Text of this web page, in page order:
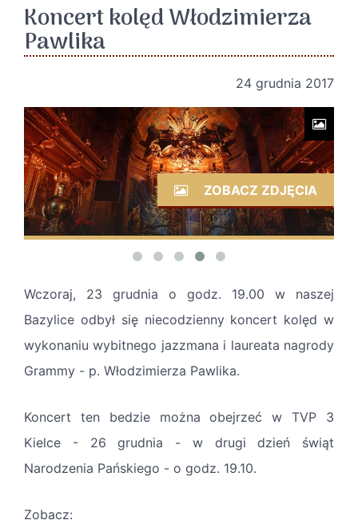
Koncert kolęd Włodzimierza
Pawlika
24 grudnia 2017
ZOBACZ ZDJĘCIA
Wczoraj, 23 grudnia o godz. 19.00 w naszej
Bazylice odbył się niecodzienny koncert kolęd w
wykonaniu wybitnego jazzmana i laureata nagrody
Grammy - p. Włodzimierza Pawlika.
Koncert ten bedzie można obejrzeć w TVP 3
Kielce - 26 grudnia - w drugi dzień świąt
Narodzenia Pańskiego - o godz. 19.10.
Zobacz: